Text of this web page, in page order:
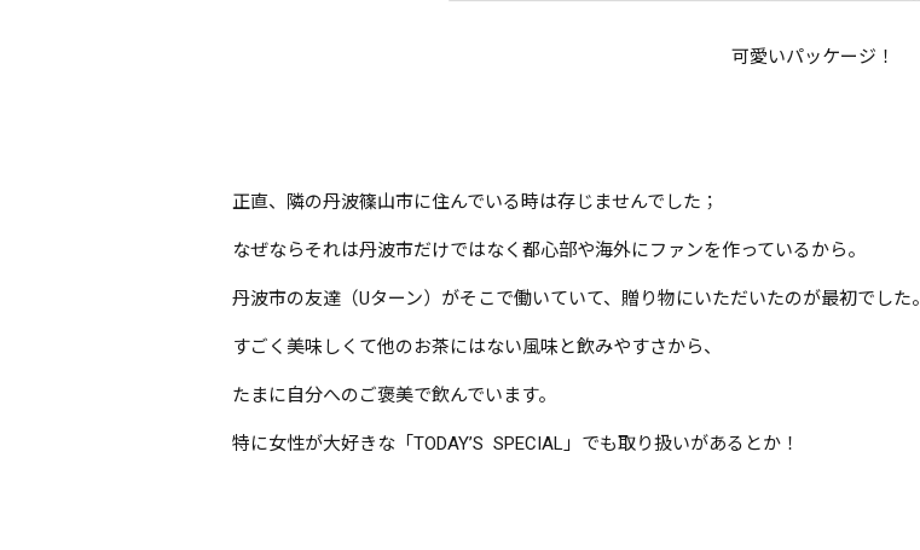
可愛いパッケージ！
正直、隣の丹波篠山市に住んでいる時は存じませんでした；
なぜならそれは丹波市だけではなく都心部や海外にファンを作っているから。
丹波市の友達（Uターン）がそこで働いていて、贈り物にいただいたのが最初でした。
すごく美味しくて他のお茶にはない風味と飲みやすさから、
たまに自分へのご褒美で飲んでいます。
特に女性が大好きな「TODAY’S SPECIAL」でも取り扱いがあるとか！